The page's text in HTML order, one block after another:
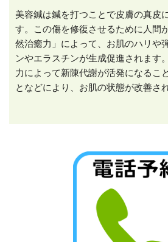
美容鍼は鍼を打つことで皮膚の真皮
す。この傷を修復させるために人間
然治癒力」によって、お肌のハリや
ンやエラスチンが生成促進されます
力によって新陳代謝が活発になるこ
となどにより、お肌の状態が改善さ